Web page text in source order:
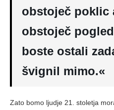
obstoječ poklic
obstoječ
boste ostali
švignil mimo.«
Zato bomo ljudje 21. stoletja